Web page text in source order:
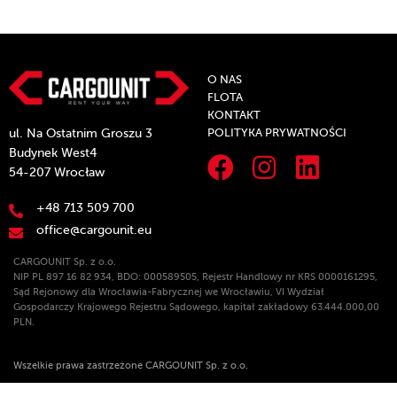
ul. Na Ostatnim Groszu 3
Budynek West4
54-207 Wrocław
+48 713 509 700
office@cargounit.eu
O NAS
FLOTA
KONTAKT
POLITYKA PRYWATNOŚCI
CARGOUNIT Sp. z o.o.
NIP PL 897 16 82 934, BDO: 000589505, Rejestr Handlowy nr KRS 0000161295,
Sąd Rejonowy dla Wrocławia-Fabrycznej we Wrocławiu, VI Wydział
Gospodarczy Krajowego Rejestru Sądowego, kapitał zakładowy 63.444.000,00
PLN.
Wszelkie prawa zastrzeżone CARGOUNIT Sp. z o.o.